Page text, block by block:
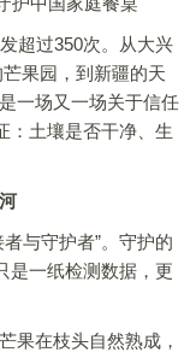
超过350次。从大兴
果园，到新疆的天
一场又一场关于信任
：土壤是否干净、生
与守护者”。守护的
是一纸检测数据，更
在枝头自然熟成，